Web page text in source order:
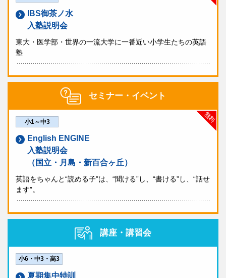
IBS御茶ノ水
入塾説明会
東大・医学部・世界の一流大学に一番近い小学生たちの英語
塾
セミナー・イベント
無料
小1～中3
English ENGINE
入塾説明会
（国立・月島・新百合ヶ丘）
英語をちゃんと“読める子”は、“聞ける”し、“書ける”し、“話せ
ます”。
講座・講習会
小6・中3・高3
夏期集中特訓